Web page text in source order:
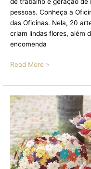
pessoas. Conheça a
das Oficinas. Nela, 20
criam lindas flores, além
encomenda
Read More »
Armazém
das
Oficinas
lança
a
Temporada
das